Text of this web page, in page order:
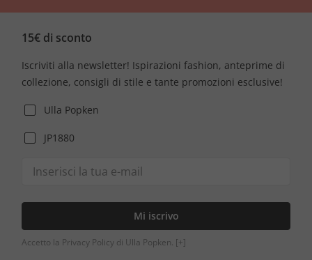
15€ di sconto
Iscriviti alla newsletter! Ispirazioni fashion, anteprime di
collezione, consigli di stile e tante promozioni esclusive!
Ulla Popken
JP1880
Mi iscrivo
Accetto la Privacy Policy di Ulla Popken. [+]